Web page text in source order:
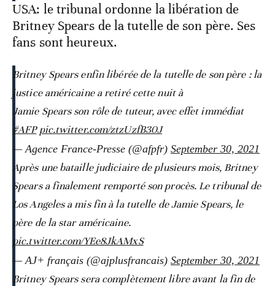
USA: le tribunal ordonne la libération de
Britney Spears de la tutelle de son père. Ses
fans sont heureux.
Britney Spears enfin libérée de la tutelle de son père : la
justice américaine a retiré cette nuit à
Jamie Spears son rôle de tuteur, avec effet immédiat
#AFP pic.twitter.com/ztzUzfB30J
— Agence France-Presse (@afpfr) September 30, 2021
Après une bataille judiciaire de plusieurs mois, Britney
Spears a finalement remporté son procès. Le tribunal de
Los Angeles a mis fin à la tutelle de Jamie Spears, le
père de la star américaine.
pic.twitter.com/YEe8JkAMxS
— AJ+ français (@ajplusfrancais) September 30, 2021
Britney Spears sera complètement libre avant la fin de